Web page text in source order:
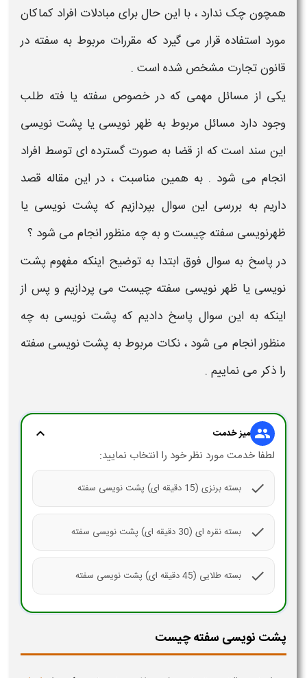
همچون چک ندارد ، با این حال برای مبادلات افراد کماکان
مورد استفاده قرار می گیرد که مقررات مربوط به سفته در
قانون تجارت مشخص شده است .
یکی از مسائل مهمی که در خصوص سفته یا فته طلب
وجود دارد مسائل مربوط به ظهر نویسی یا پشت نویسی
این سند است که از قضا به صورت گسترده ای توسط افراد
انجام می شود . به همین مناسبت ، در این مقاله قصد
داریم به بررسی این سوال بپردازیم که پشت نویسی یا
ظهرنویسی سفته چیست و به چه منظور انجام می شود ؟
در پاسخ به سوال فوق ابتدا به توضیح اینکه مفهوم پشت
نویسی یا ظهر نویسی سفته چیست می پردازیم و پس از
اینکه به این سوال پاسخ دادیم که پشت نویسی به چه
منظور انجام می شود ، نکات مربوط به پشت نویسی سفته
را ذکر می نماییم .
group میز خدمت expand_more
لطفا خدمت مورد نظر خود را انتخاب نمایید:
check بسته برنزی (15 دقیقه ای) پشت نویسی سفته
check بسته نقره ای (30 دقیقه ای) پشت نویسی سفته
check بسته طلایی (45 دقیقه ای) پشت نویسی سفته
پشت نویسی سفته چیست